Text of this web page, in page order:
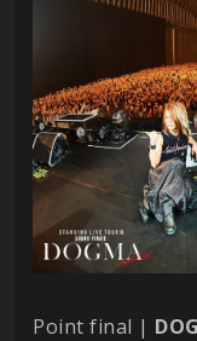
Point final |